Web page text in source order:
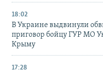
18:02
В Украине выдвинули
приговор бойцу ГУР МО
Крыму
17:28